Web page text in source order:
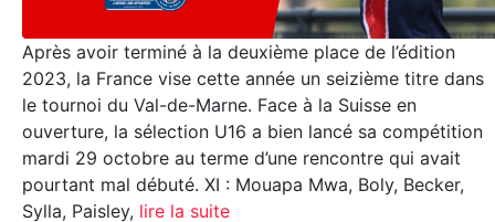
Après avoir terminé à la deuxième place de l’édition
2023, la France vise cette année un seizième titre dans
le tournoi du Val-de-Marne. Face à la Suisse en
ouverture, la sélection U16 a bien lancé sa compétition
mardi 29 octobre au terme d’une rencontre qui avait
pourtant mal débuté. XI : Mouapa Mwa, Boly, Becker,
Sylla, Paisley, lire la suite